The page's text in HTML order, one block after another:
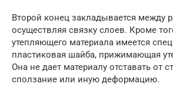
Второй конец закладывается между
осуществляя связку слоев. Кроме
утепляющего материала имеется
пластиковая шайба, прижимающая
Она не дает материалу отставать от
сползание или иную деформацию.